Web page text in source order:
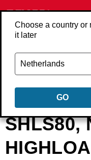
Choose a country or
it later
GO
Tilbage Produkter
SHLS80,